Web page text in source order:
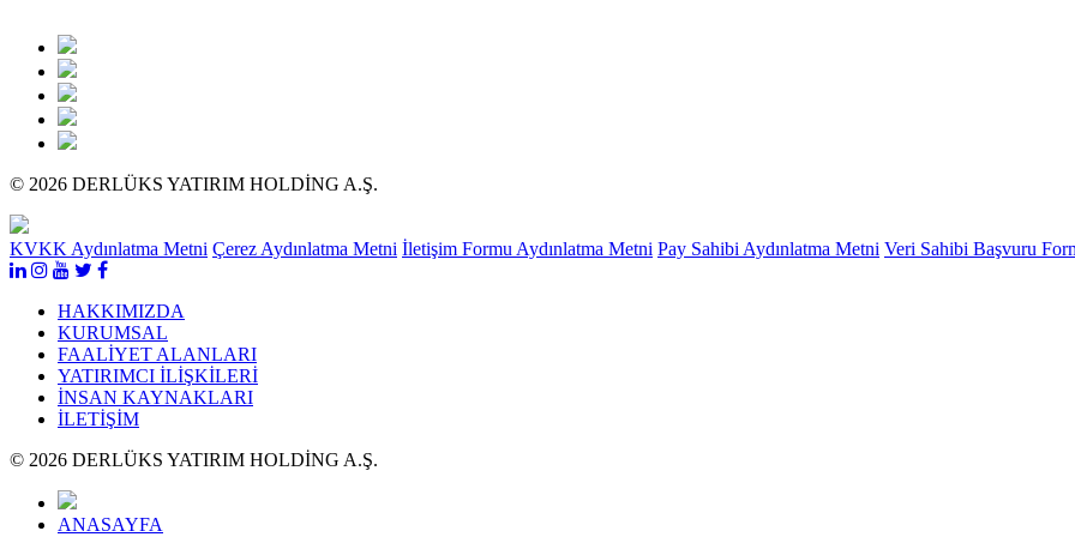
© 2026 DERLÜKS YATIRIM HOLDİNG A.Ş.
KVKK Aydınlatma Metni Çerez Aydınlatma Metni İletişim Formu Aydınlatma Metni Pay Sahibi Aydınlatma Metni Veri Sahibi Başvuru
HAKKIMIZDA
KURUMSAL
FAALİYET ALANLARI
YATIRIMCI İLİŞKİLERİ
İNSAN KAYNAKLARI
İLETİŞİM
© 2026 DERLÜKS YATIRIM HOLDİNG A.Ş.
ANASAYFA